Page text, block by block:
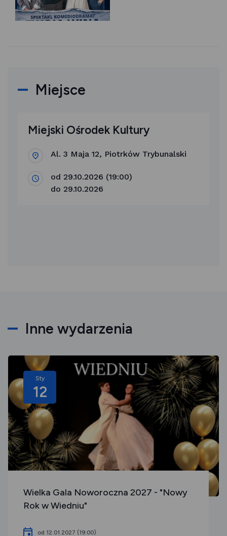
Miejsce
Miejski Ośrodek Kultury
Al. 3 Maja 12, Piotrków Trybunalski
od 29.10.2026 (19:00)
do 29.10.2026
Inne wydarzenia
Sty
12
Wielka Gala Noworoczna 2027 - "Nowy
Rok w Wiedniu"
od 12.01.2027 (19:00)